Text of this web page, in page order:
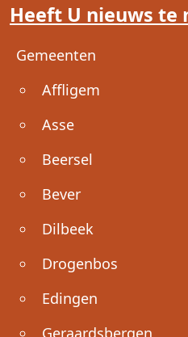
Heeft U nieuws te
Voet
Gemeenten
Affligem
Asse
Beersel
Bever
Dilbeek
Drogenbos
Edingen
Geraardsbergen